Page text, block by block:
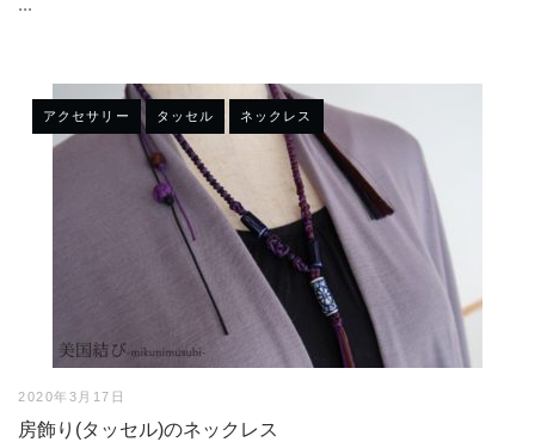
...
アクセサリー タッセル ネックレス
2020年3月17日
房飾り(タッセル)のネックレス